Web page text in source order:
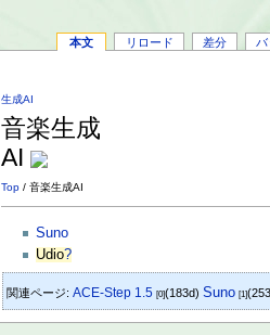
本文 リロード 差分 バ
生成AI
音楽生成
AI
Top / 音楽生成AI
Suno
Udio?
関連ページ:ACE-Step 1.5 [0](183d)Suno [1]